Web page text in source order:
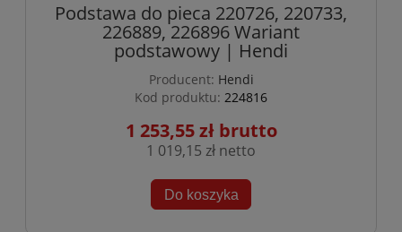
Podstawa do pieca 220726, 220733,
226889, 226896 Wariant
podstawowy | Hendi
Producent: Hendi
Kod produktu: 224816
1 253,55 zł
1 019,15 zł
Do koszyka